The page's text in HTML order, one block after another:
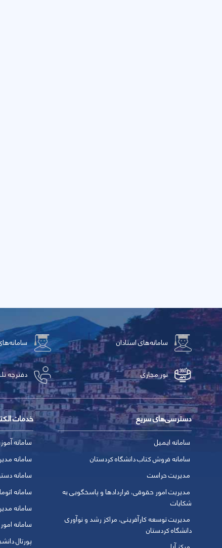
سامانه‌های استادان
تور مجازی دفترچه
دسترسی‌های سریع
سامانه ایمیل
سامانه فروش کتاب دانشگاه کردستان
مدیریت حراست
مدیریت امور حقوقی، قراردادها و پاسخگویی به
شکایات
مدیریت توسعه کارآفرینی، مراکز رشد و نوآوری
دانشگاه کردستان
خدمات
سامانه
سامانه
سامانه
سامانه
سامانه
سامانه
پورتال